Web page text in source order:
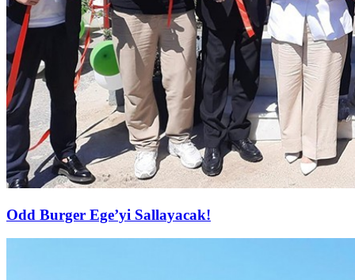
Odd Burger Ege’yi Sallayacak!